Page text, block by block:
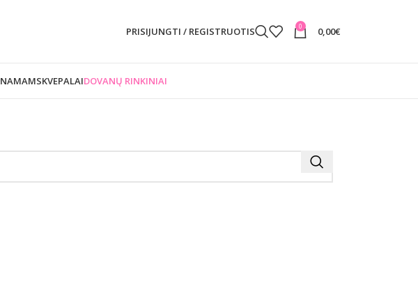
PRISIJUNGTI / REGISTRUOTIS 0 0,00€
NAMAMSKVEPALAIDOVANŲ RINKINIAI